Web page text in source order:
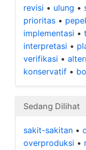
revisi • ulung •
prioritas •
implementasi •
interpretasi •
verifikasi •
konservatif •
Sedang Dilihat
sakit-sakitan •
overproduksi •